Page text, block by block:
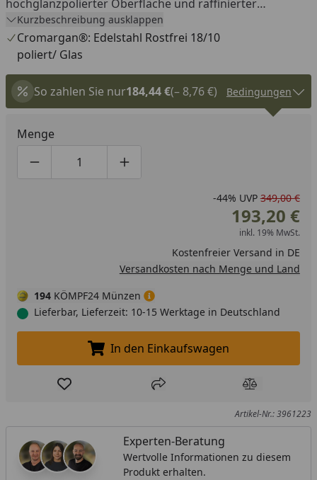
hochglanzpolierter Oberfläche und raffinierter
Linienführung verbindet höchste Funktionalität mit
atemberaubendem Design. · Hochwertige Glasdeckel -
Die hochwertigen Glasdeckel mit Edelstahlgriffen
ermöglichen jederzeit einen Blick ins Topfinnere. ·
Tropffreies Ausgießen - Breiter Schüttrand für mühelos-
tropffreies Ausgießen von Flüssigkeiten. · TransTherm®-
Allherdboden spart Energie beim Kochen durch
optimale Wärmeverteilung und -speicherung. Geeignet
wie elegantem Cromargan®: Edelstahl Rostfrei 18/10.
Außergewöhnlich langlebig und zur komfortablen,
hygienischen Reinigung spülmaschinengeeignet.
Kurzbeschreibung ausklappen
Cromargan®: Edelstahl Rostfrei 18/10
poliert/ Glas
So zahlen Sie nur184,44 €(– 8,76 €) Bedingungen
Menge
Produktmenge um eins verringern
Produktmenge manuell eingeben
Produktmenge um eins erhöhen
-44% UVP 349,00 €
193,20 €
inkl. 19% MwSt.
Kostenfreier Versand in DE
Versandkosten nach Menge und Land
194 KÖMPF24 Münzen
Lieferbar, Lieferzeit: 10-15 Werktage in Deutschland
In den Einkaufswagen legen
In den Einkaufswagen
Produkt zur Wunschliste hinzufügen
Teilen Produkt
Artikel-Nr.: 3961223
Experten-Beratung
Wertvolle Informationen zu diesem
Produkt erhalten.